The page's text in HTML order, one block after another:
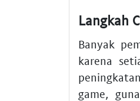
Langkah
Banyak
karena
peningkatan
game,